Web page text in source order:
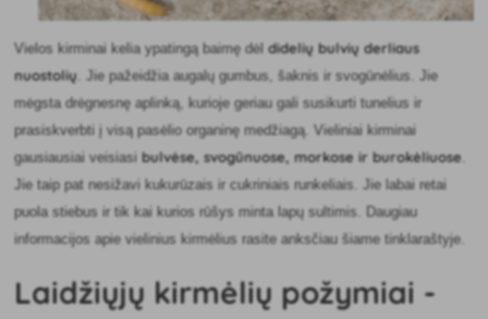
Vielos kirminai kelia ypatingą baimę dėldidelių bulvių derliaus
nuostolių . Jie pažeidžia augalų gumbus, šaknis ir svogūnėlius. Jie
mėgsta drėgnesnę aplinką, kurioje geriau gali susikurti tunelius ir
prasiskverbti į visą pasėlio organinę medžiagą. Vieliniai kirminai
gausiausiai veisiasibulvėse, svogūnuose, morkose ir burokėliuose
Jie taip pat nesižavi kukurūzais ir cukriniais runkeliais. Jie labai retai
puola stiebus ir tik kai kurios rūšys minta lapų sultimis. Daugiau
informacijos apie vielinius kirmėlius rasite anksčiau šiame tinklaraštyje.
Laidžiųjų kirmėlių požymiai -